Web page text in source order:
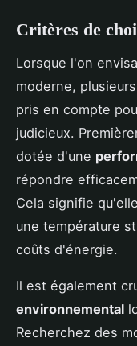
Critères de
Lorsque l'on
moderne, plusieurs
pris en compte
judicieux.
dotée d'une
répondre
Cela signifie
une température
coûts d'énergie.
Il est également
environnemental
Recherchez des